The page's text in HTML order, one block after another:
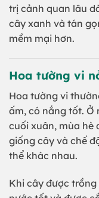
trị cảnh quan lâu
cây xanh và tán
mềm mại hơn.
Hoa tường vi
Hoa tường vi
ấm, có nắng tốt. Ở
cuối xuân, mùa hè
giống cây và chế
thể khác nhau.
Khi cây được